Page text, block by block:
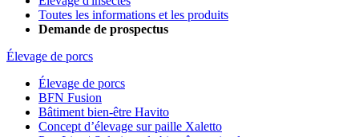
Toutes les informations et les produits
Demande de prospectus
Élevage de porcs
Élevage de porcs
BFN Fusion
Bâtiment bien-être Havito
Concept d’élevage sur paille Xaletto